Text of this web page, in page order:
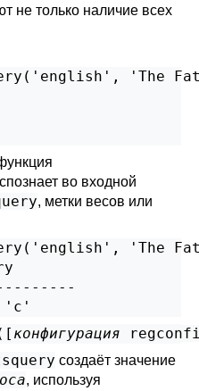
только наличие всех
'The
во входной
, метки весов или
'The
конфигурация
создаёт значение
, используя